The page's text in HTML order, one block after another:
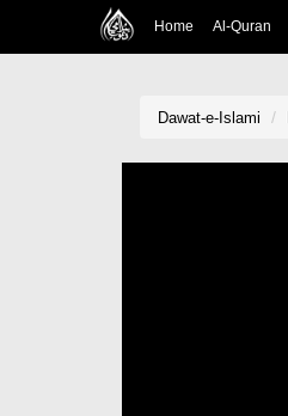
Home Al-Quran
Dawat-e-Islami